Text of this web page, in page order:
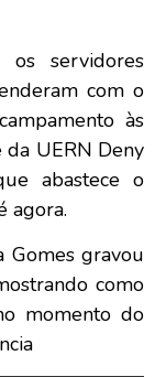
os servidores
com o
às
da UERN Deny
abastece o
agora.
Gomes gravou
como
momento do